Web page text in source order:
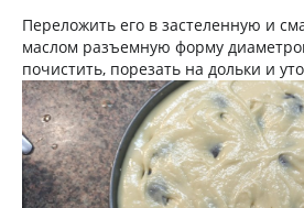
Переложить его в застеленную и
маслом разъемную форму
почистить, порезать на дольки и